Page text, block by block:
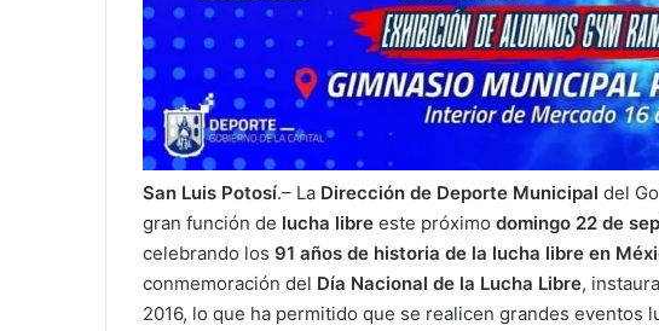
San Luis Potosí.– La Dirección de Deporte Municipal del
gran función de lucha libre este próximo domingo 22 de
celebrando los 91 años de historia de la lucha libre en
conmemoración del Día Nacional de la Lucha Libre,
2016, lo que ha permitido que se realicen grandes eventos